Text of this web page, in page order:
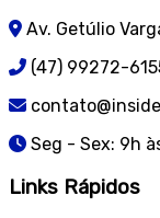
Av. Getúlio
(47) 99272-
Seg - Sex: 9h
Links Rápidos